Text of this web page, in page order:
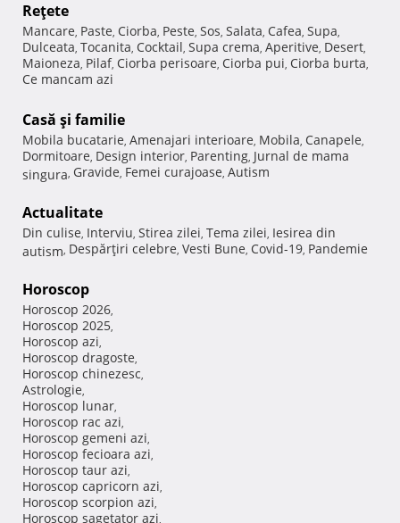
Reţete
Mancare, Paste, Ciorba, Peste, Sos, Salata, Cafea, Supa,
Dulceata, Tocanita, Cocktail, Supa crema, Aperitive, Desert,
Maioneza, Pilaf, Ciorba perisoare, Ciorba pui, Ciorba burta,
Ce mancam azi
Casă şi familie
Mobila bucatarie, Amenajari interioare, Mobila, Canapele,
Dormitoare, Design interior, Parenting, Jurnal de mama
singura, Gravide, Femei curajoase, Autism
Actualitate
Din culise, Interviu, Stirea zilei, Tema zilei, Iesirea din
autism, Despărţiri celebre, Vesti Bune, Covid-19, Pandemie
Horoscop
Horoscop 2026,
Horoscop 2025,
Horoscop azi,
Horoscop dragoste,
Horoscop chinezesc,
Astrologie,
Horoscop lunar,
Horoscop rac azi,
Horoscop gemeni azi,
Horoscop fecioara azi,
Horoscop taur azi,
Horoscop capricorn azi,
Horoscop scorpion azi,
Horoscop sagetator azi,